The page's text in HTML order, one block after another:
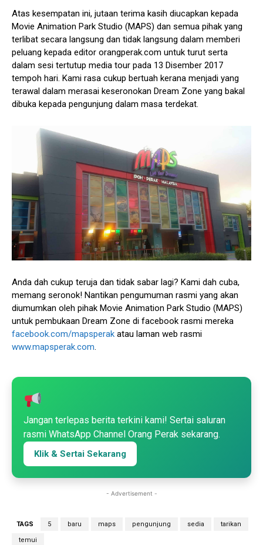
Atas kesempatan ini, jutaan terima kasih diucapkan kepada
Movie Animation Park Studio (MAPS) dan semua pihak yang
terlibat secara langsung dan tidak langsung dalam memberi
peluang kepada editor orangperak.com untuk turut serta
dalam sesi tertutup media tour pada 13 Disember 2017
tempoh hari. Kami rasa cukup bertuah kerana menjadi yang
terawal dalam merasai keseronokan Dream Zone yang bakal
dibuka kepada pengunjung dalam masa terdekat.
Anda dah cukup teruja dan tidak sabar lagi? Kami dah cuba,
memang seronok! Nantikan pengumuman rasmi yang akan
diumumkan oleh pihak Movie Animation Park Studio (MAPS)
untuk pembukaan Dream Zone di facebook rasmi mereka
facebook.com/mapsperak atau laman web rasmi
www.mapsperak.com.
Jangan terlepas berita terkini kami! Sertai saluran
rasmi WhatsApp Channel Orang Perak sekarang.
Klik & Sertai Sekarang
- Advertisement -
TAGS 5 baru maps pengunjung sedia tarikan
temui